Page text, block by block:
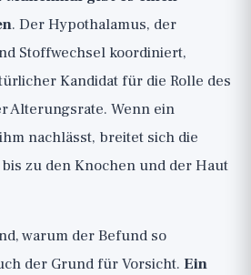
. Der Hypothalamus, der
Stoffwechsel koordiniert,
Kandidat für die Rolle des
Alterungsrate. Wenn ein
nachlässt, breitet sich die
zu den Knochen und der Haut
warum der Befund so
der Grund für Vorsicht. Ein